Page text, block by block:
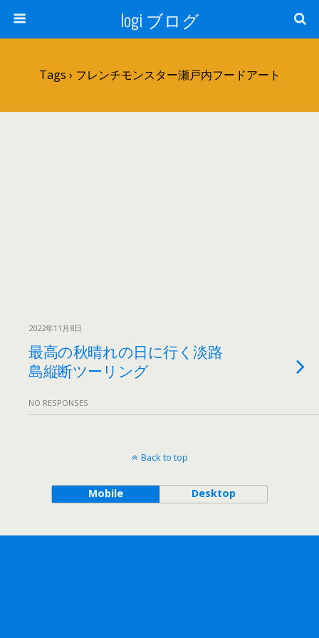
logi ブログ
Tags › フレンチモンスター瀬戸内フードアート
2022年11月8日
最高の秋晴れの日に行く淡路
島縦断ツーリング
NO RESPONSES
Back to top
Mobile Desktop